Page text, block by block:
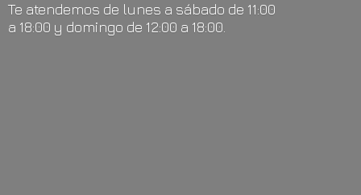
Te atendemos de lunes a sábado de 11:00
a 18:00 y domingo de 12:00 a 18:00.